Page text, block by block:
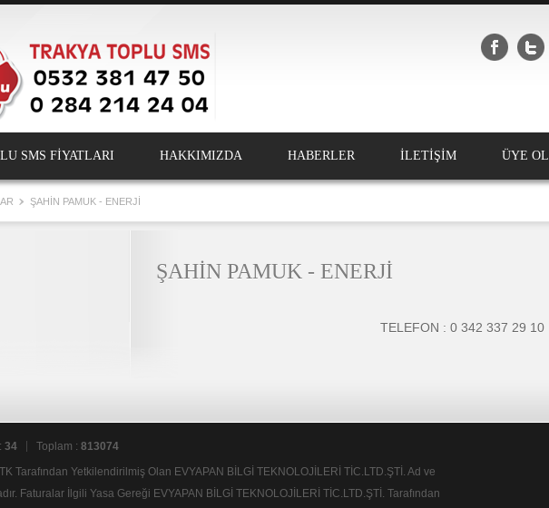
SMS FİYATLARI HAKKIMIZDA HABERLER İLETİŞİM ÜYE OL
ŞAHİN PAMUK - ENERJİ
ŞAHİN PAMUK - ENERJİ
TELEFON : 0 342 337 29 10
34 Toplam : 813074
Tarafından Yetkilendirilmiş Olan EVYAPAN BİLGİ TEKNOLOJİLERİ TİC.LTD.ŞTİ. Ad ve
Faturalar İlgili Yasa Gereği EVYAPAN BİLGİ TEKNOLOJİLERİ TİC.LTD.ŞTİ. Tarafından